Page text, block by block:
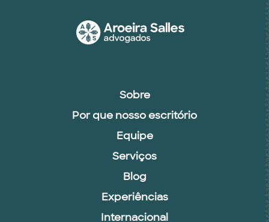
Sobre
Por que nosso escritório
Equipe
Serviços
Blog
Experiências
Internacional